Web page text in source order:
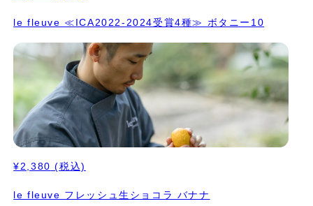
le fleuve ≪ICA2022-2024受賞4種≫ ボタニー10
¥2,380 (税込)
le fleuve フレッシュ生ショコラ バナナ